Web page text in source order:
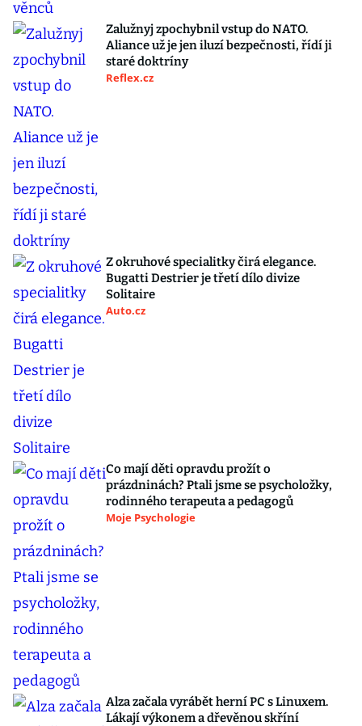
Zalužnyj zpochybnil vstup do NATO.
Aliance už je jen iluzí bezpečnosti, řídí ji
staré doktríny
Reflex.cz
Z okruhové specialitky čirá elegance.
Bugatti Destrier je třetí dílo divize
Solitaire
Auto.cz
Co mají děti opravdu prožít o
prázdninách? Ptali jsme se psycholožky,
rodinného terapeuta a pedagogů
Moje Psychologie
Alza začala vyrábět herní PC s Linuxem.
Lákají výkonem a dřevěnou skříní